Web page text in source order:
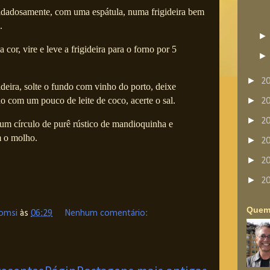
com uma espátula, numa frigideira bem
cor, vire e leve a frigideira para o forno por 5
solte o fundo com vinho do porto, deixe
com um pouco de leite de coco, acerte o sal.
círculo de purê rústico de mandioquinha e
o molho.
às 06:29 Nenhum comentário:
►
►
►
►
►
►